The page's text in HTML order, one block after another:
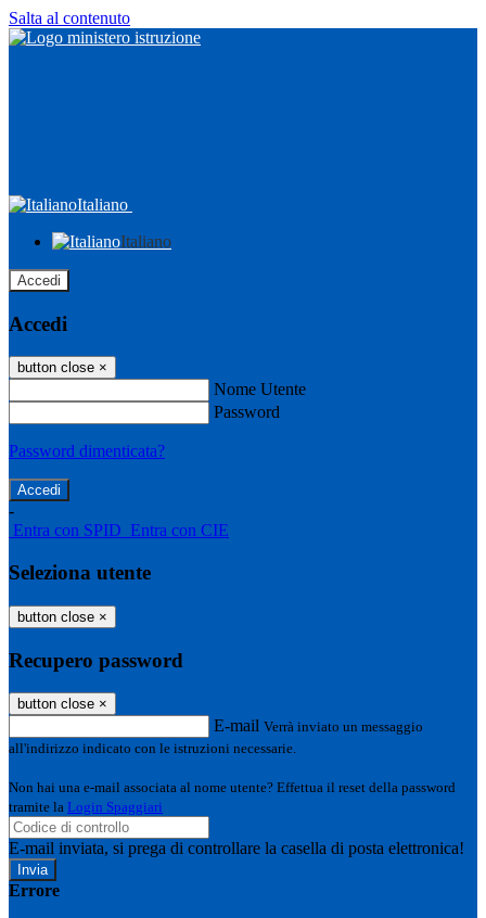
Salta al contenuto
Italiano
Italiano
Accedi
Accedi
button close ×
Nome Utente
Password
Password dimenticata?
-
Entra con SPID Entra con CIE
Seleziona utente
button close ×
Recupero password
button close ×
E-mail Verrà inviato un messaggio
all'indirizzo indicato con le istruzioni necessarie.
Non hai una e-mail associata al nome utente? Effettua il reset della password
tramite la Login Spaggiari
E-mail inviata, si prega di controllare la casella di posta elettronica!
Errore